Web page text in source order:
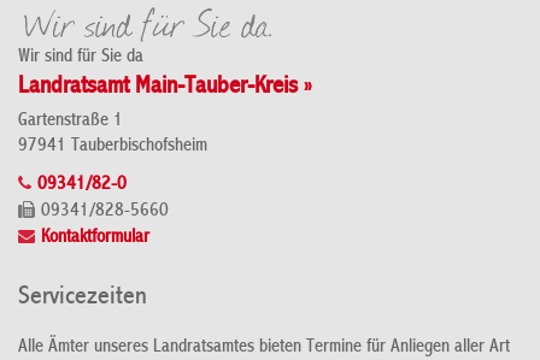
Wir sind für Sie da
Landratsamt Main-Tauber-Kreis »
Gartenstraße 1
97941 Tauberbischofsheim
09341/82-0
09341/828-5660
Kontaktformular
Servicezeiten
Alle Ämter unseres Landratsamtes bieten Termine für Anliegen aller Art